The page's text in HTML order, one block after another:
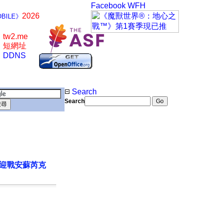
》 2026
tw2.me
短網址
DDNS
Facebook WFH
戰安蘇芮克
Search
Search